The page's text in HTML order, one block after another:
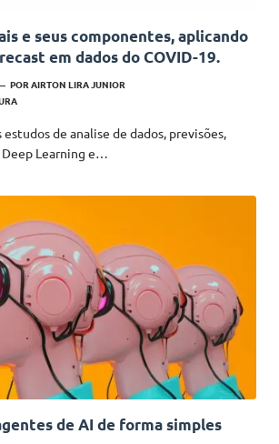
e seus componentes, aplicando
em dados do COVID-19.
PORAIRTON LIRA JUNIOR
de analise de dados, previsões,
Deep Learning e…
de AI de forma simples